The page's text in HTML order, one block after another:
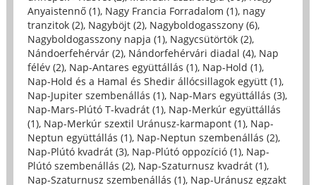
Anyaistennő (1), Nagy Francia Forradalom (1), nagy
tranzitok (2), Nagyböjt (2), Nagyboldogasszony (6),
Nagyboldogasszony napja (1), Nagycsütörtök (2),
Nándoerfehérvár (2), Nándorfehérvári diadal (4), Nap
félév (2), Nap-Antares együttállás (1), Nap-Hold (1),
Nap-Hold és a Hamal és Shedir állócsillagok együtt (1),
Nap-Jupiter szembenállás (1), Nap-Mars együttállás (3),
Nap-Mars-Plútó T-kvadrát (1), Nap-Merkúr együttállás
(1), Nap-Merkúr szextil Uránusz-karmapont (1), Nap-
Neptun együttállás (1), Nap-Neptun szembenállás (2),
Nap-Plútó kvadrát (3), Nap-Plútó oppozíció (1), Nap-
Plútó szembenállás (2), Nap-Szaturnusz kvadrát (1),
Nap-Szaturnusz szembenállás (1), Nap-Uránusz egzakt